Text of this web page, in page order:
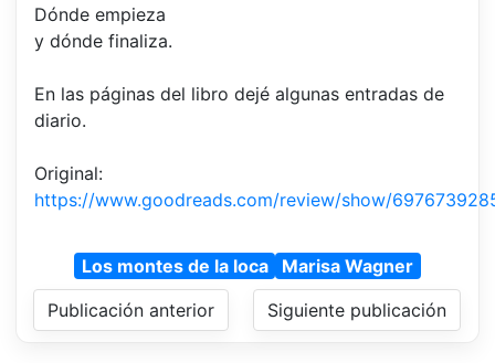
Dónde empieza
y dónde finaliza.
En las páginas del libro dejé algunas entradas de
diario.
Original:
https://www.goodreads.com/review/show/
Los montes de la loca
Marisa Wagner
Publicación anterior
Siguiente publicación